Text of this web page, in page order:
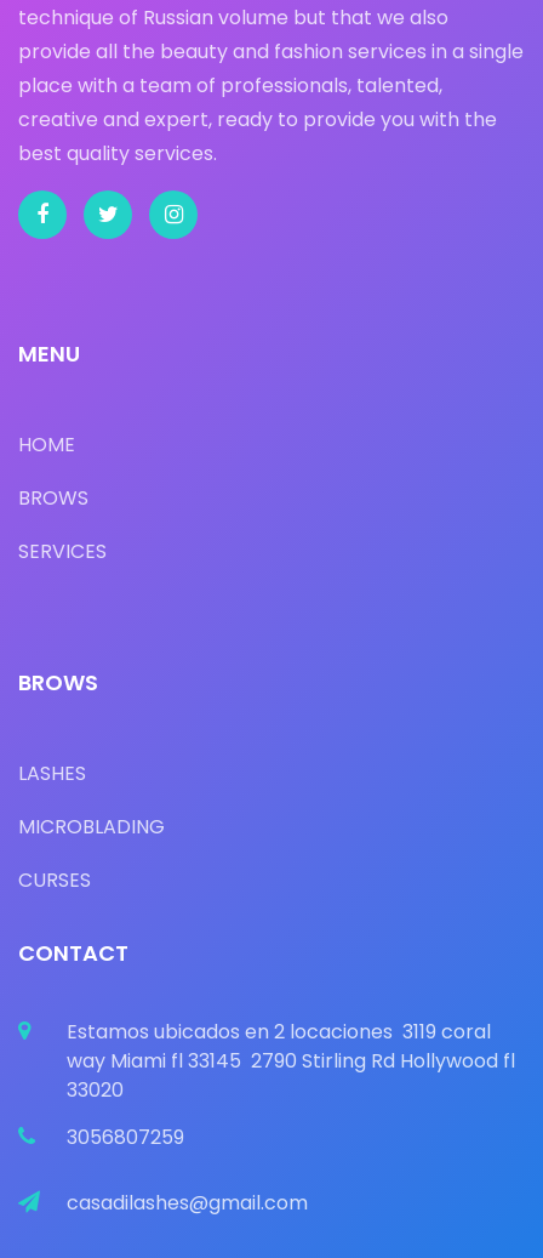
technique of Russian volume but that we also
provide all the beauty and fashion services in a single
place with a team of professionals, talented,
creative and expert, ready to provide you with the
best quality services.
MENU
HOME
BROWS
SERVICES
BROWS
LASHES
MICROBLADING
CURSES
CONTACT
Estamos ubicados en 2 locaciones 3119 coral
way Miami fl 33145 2790 Stirling Rd Hollywood fl
33020
3056807259
casadilashes@gmail.com